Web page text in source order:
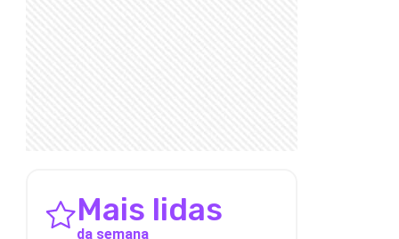
Mais lidas
da semana